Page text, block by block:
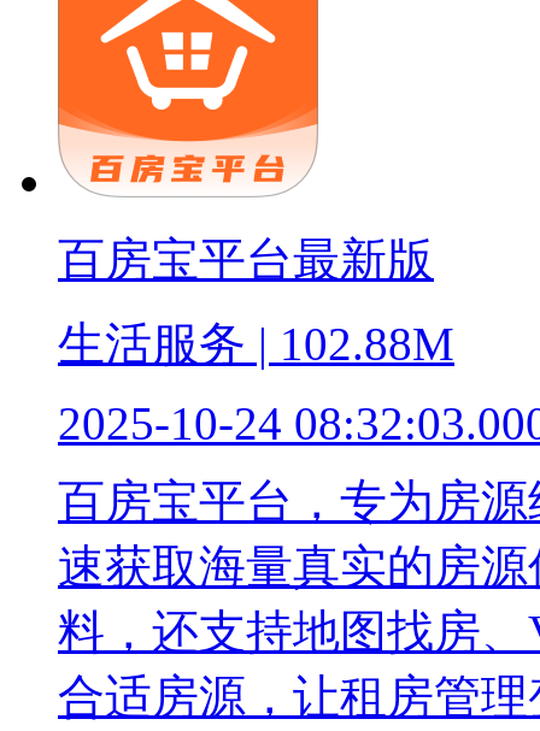
百房宝平台最新版
生活服务 | 102.88M
2025-10-24
百房宝平台，专为房
速获取海量真实的房
料，还支持地图找房
合适房源，让租房管